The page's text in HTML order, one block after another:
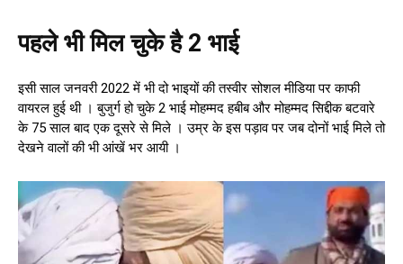
पहले भी मिल चुके है 2 भाई
इसी साल जनवरी 2022 में भी दो भाइयों की तस्वीर सोशल मीडिया पर काफी
वायरल हुई थी । बुजुर्ग हो चुके 2 भाई मोहम्मद हबीब और मोहम्मद सिद्दीक बटवारे
के 75 साल बाद एक दूसरे से मिले । उम्र के इस पड़ाव पर जब दोनों भाई मिले तो
देखने वालों की भी आंखें भर आयी ।